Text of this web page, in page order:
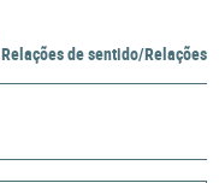
Relações de sentido/Relações